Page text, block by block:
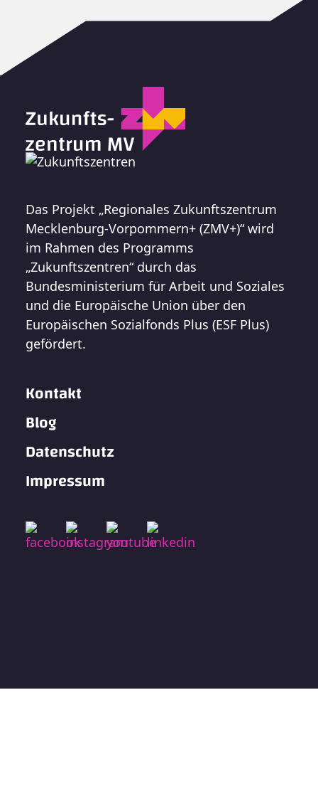
Das Projekt „Regionales Zukunftszentrum
Mecklenburg-Vorpommern+ (ZMV+)“ wird
im Rahmen des Programms
„Zukunftszentren“ durch das
Bundesministerium für Arbeit und Soziales
und die Europäische Union über den
Europäischen Sozialfonds Plus (ESF Plus)
gefördert.
Kontakt
Blog
Datenschutz
Impressum